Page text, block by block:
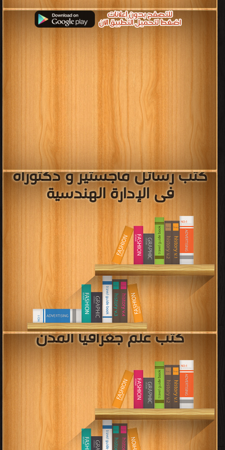
كتب رسائل ماجستير و دكتوراه
فى الإدارة الهندسية
قراءة و تحميل كتب في كتب رسائل ماجستير و دكتوراه فى الإدارة الهندسية
مجانا
كتب علم جغرافيا المدن